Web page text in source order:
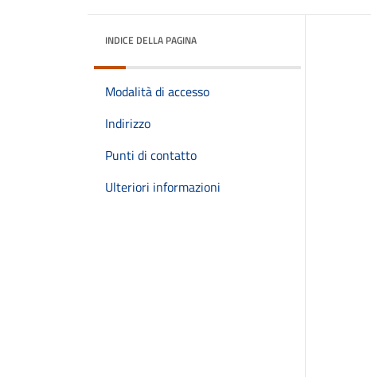
INDICE DELLA PAGINA
Modalità di accesso
Indirizzo
Punti di contatto
Ulteriori informazioni